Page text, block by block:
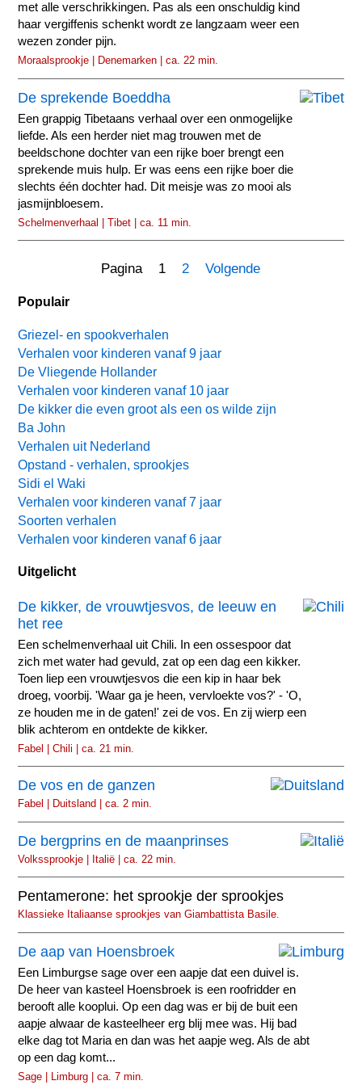
met alle verschrikkingen. Pas als een onschuldig kind
haar vergiffenis schenkt wordt ze langzaam weer een
wezen zonder pijn.
Moraalsprookje | Denemarken | ca. 22 min.
De sprekende Boeddha
Een grappig Tibetaans verhaal over een onmogelijke
liefde. Als een herder niet mag trouwen met de
beeldschone dochter van een rijke boer brengt een
sprekende muis hulp. Er was eens een rijke boer die
slechts één dochter had. Dit meisje was zo mooi als
jasmijnbloesem.
Schelmenverhaal | Tibet | ca. 11 min.
Pagina 12 Volgende
Populair
Griezel- en spookverhalen
Verhalen voor kinderen vanaf 9 jaar
De Vliegende Hollander
Verhalen voor kinderen vanaf 10 jaar
De kikker die even groot als een os wilde zijn
Ba John
Verhalen uit Nederland
Opstand - verhalen, sprookjes
Sidi el Waki
Verhalen voor kinderen vanaf 7 jaar
Soorten verhalen
Verhalen voor kinderen vanaf 6 jaar
Uitgelicht
De kikker, de vrouwtjesvos, de leeuw en
het ree
Een schelmenverhaal uit Chili. In een ossespoor dat
zich met water had gevuld, zat op een dag een kikker.
Toen liep een vrouwtjesvos die een kip in haar bek
droeg, voorbij. 'Waar ga je heen, vervloekte vos?' - 'O,
ze houden me in de gaten!' zei de vos. En zij wierp een
blik achterom en ontdekte de kikker.
Fabel | Chili | ca. 21 min.
De vos en de ganzen
Fabel | Duitsland | ca. 2 min.
De bergprins en de maanprinses
Volkssprookje | Italië | ca. 22 min.
Pentamerone: het sprookje der sprookjes
Klassieke Italiaanse sprookjes van Giambattista Basile.
De aap van Hoensbroek
Een Limburgse sage over een aapje dat een duivel is.
De heer van kasteel Hoensbroek is een roofridder en
berooft alle kooplui. Op een dag was er bij de buit een
aapje alwaar de kasteelheer erg blij mee was. Hij bad
elke dag tot Maria en dan was het aapje weg. Als de abt
op een dag komt...
Sage | Limburg | ca. 7 min.